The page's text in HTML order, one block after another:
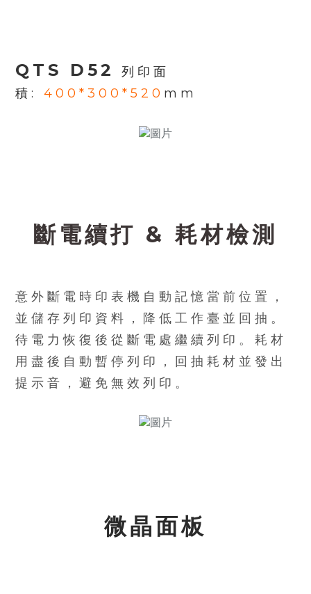
QTS D52
列印面
積 : 400*300*520 mm
斷電續打 & 耗材檢測
意外斷電時印表機自動記憶當前位置，
並儲存列印資料，降低工作臺並回抽。
待電力恢復後從斷電處繼續列印。耗材
用盡後自動暫停列印，回抽耗材並發出
提示音，避免無效列印。
微晶面板